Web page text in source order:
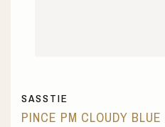
SASSTIE
PINCE PM CLOUDY BLUE